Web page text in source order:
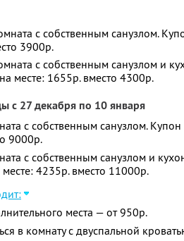
с собственным санузлом.
3900р.
с собственным санузлом и
месте: 1655р. вместо 4300р.
с 27 декабря по 10 января
с собственным санузлом.
9000р.
с собственным санузлом и
4235р. вместо 11000р.
места — от 950р.
в комнату с двуспальной